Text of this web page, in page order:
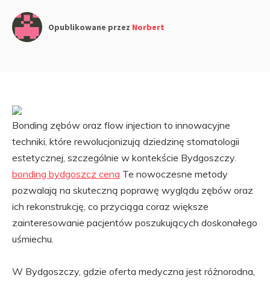
Opublikowane przez Norbert
Bonding zębów oraz flow injection to innowacyjne
techniki, które rewolucjonizują dziedzinę stomatologii
estetycznej, szczególnie w kontekście Bydgoszczy.
bonding bydgoszcz cena Te nowoczesne metody
pozwalają na skuteczną poprawę wyglądu zębów oraz
ich rekonstrukcję, co przyciąga coraz większe
zainteresowanie pacjentów poszukujących doskonałego
uśmiechu.
W Bydgoszczy, gdzie oferta medyczna jest różnorodna,